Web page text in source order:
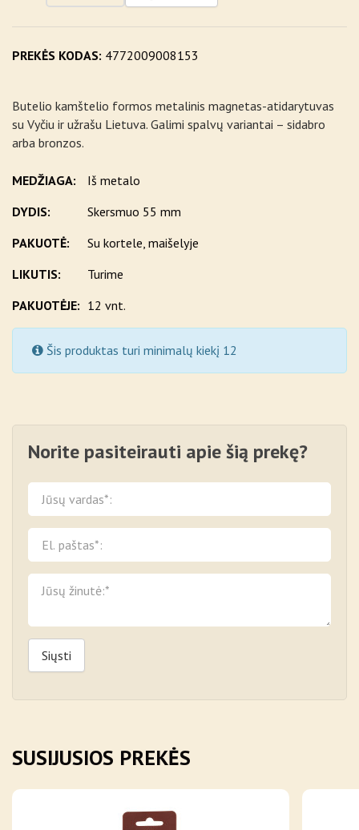
PREKĖS KODAS: 4772009008153
Butelio kamštelio formos metalinis magnetas-atidarytuvas
su Vyčiu ir užrašu Lietuva. Galimi spalvų variantai – sidabro
arba bronzos.
MEDŽIAGA:
Iš metalo
DYDIS:
Skersmuo 55 mm
PAKUOTĖ:
Su kortele, maišelyje
LIKUTIS:
Turime
PAKUOTĖJE: 12 vnt.
Šis produktas turi minimalų kiekį 12
Norite pasiteirauti apie šią prekę?
Siųsti
SUSIJUSIOS PREKĖS